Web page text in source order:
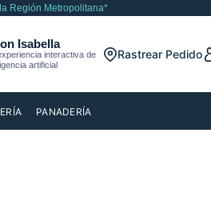
Región Metropolitana*
Rastrear Pedido
PANADERÍA